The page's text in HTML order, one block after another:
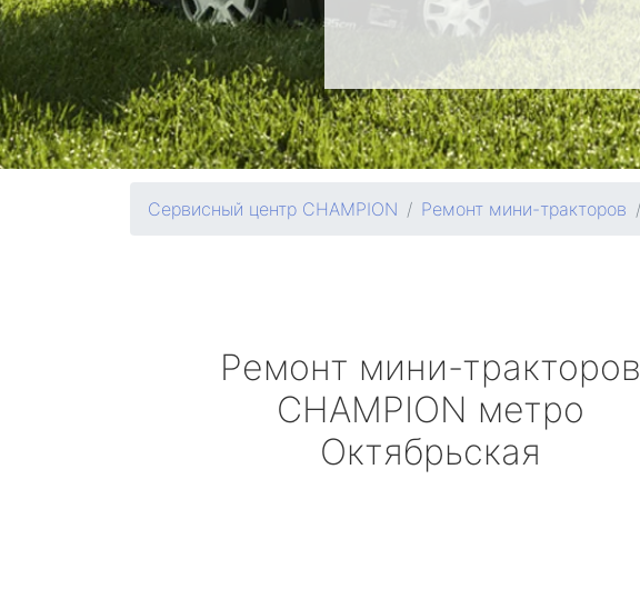
Сервисный центр CHAMPION Ремонт мини-тракторов
Ремонт мини-тракторов
CHAMPION метро
Октябрьская